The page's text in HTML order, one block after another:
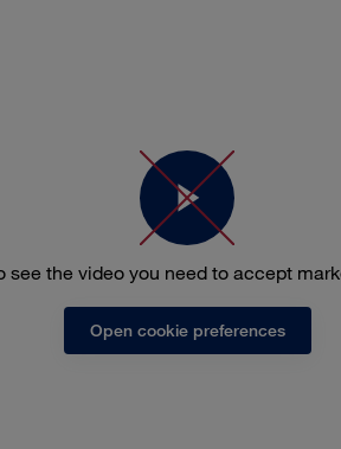
see the video you need to accept
Open cookie preferences